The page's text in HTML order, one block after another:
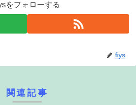
をフォローする
fiys
関連記事